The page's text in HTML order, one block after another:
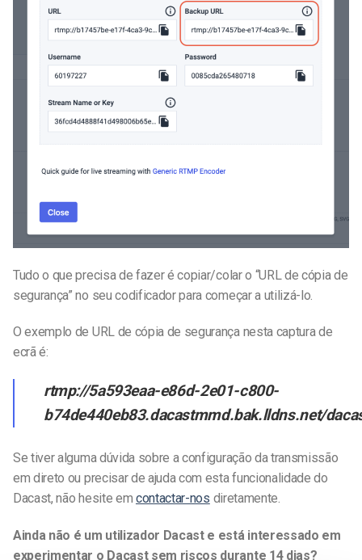
Tudo o que precisa de fazer é copiar/colar o “URL de cópia de
segurança” no seu codificador para começar a utilizá-lo.
O exemplo de URL de cópia de segurança nesta captura de
ecrã é:
rtmp://5a593eaa-e86d-2e01-c800-
b74de440eb83.dacastmmd.bak.lldns.net/
Se tiver alguma dúvida sobre a configuração da transmissão
em direto ou precisar de ajuda com esta funcionalidade do
Dacast, não hesite em contactar-nos diretamente.
Ainda não é um utilizador Dacast e está interessado em
experimentar o Dacast sem riscos durante 14 dias?